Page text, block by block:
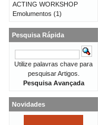
ACTING WORKSHOP
Emolumentos (1)
Pesquisa Rápida
Utilize palavras chave para
pesquisar Artigos.
Pesquisa Avançada
Novidades